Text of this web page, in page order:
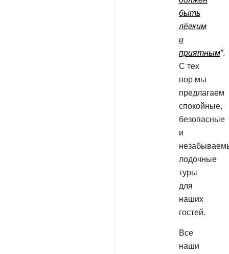
быть
лёгким
и
приятным”.
С тех
пор мы
предлагаем
спокойные,
безопасные
и
лодочные
туры
для
наших
гостей.
Все
наши